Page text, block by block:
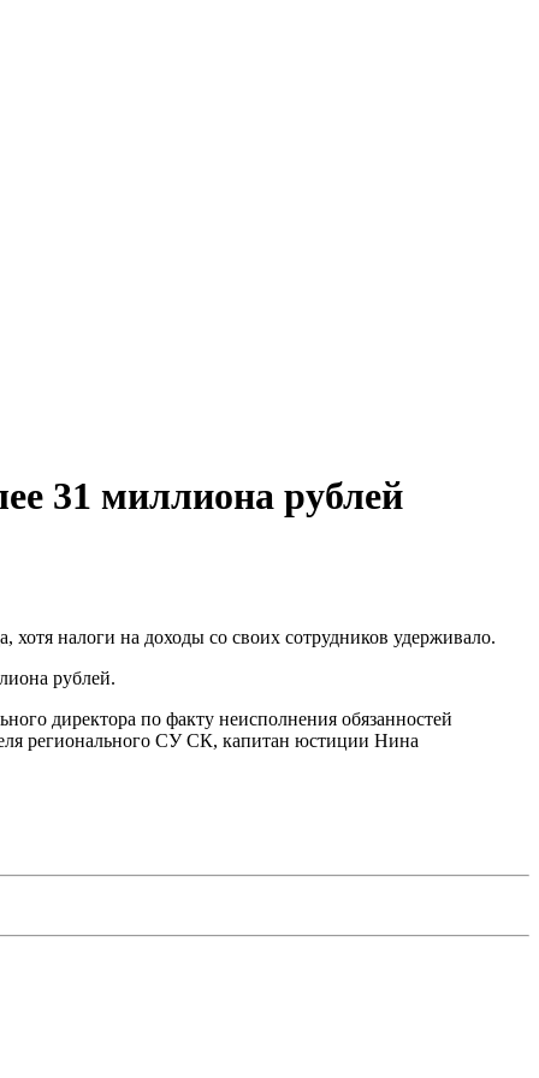
31 миллиона рублей
налоги на доходы со своих сотрудников удерживало.
рублей.
директора по факту неисполнения обязанностей
регионального СУ СК, капитан юстиции Нина